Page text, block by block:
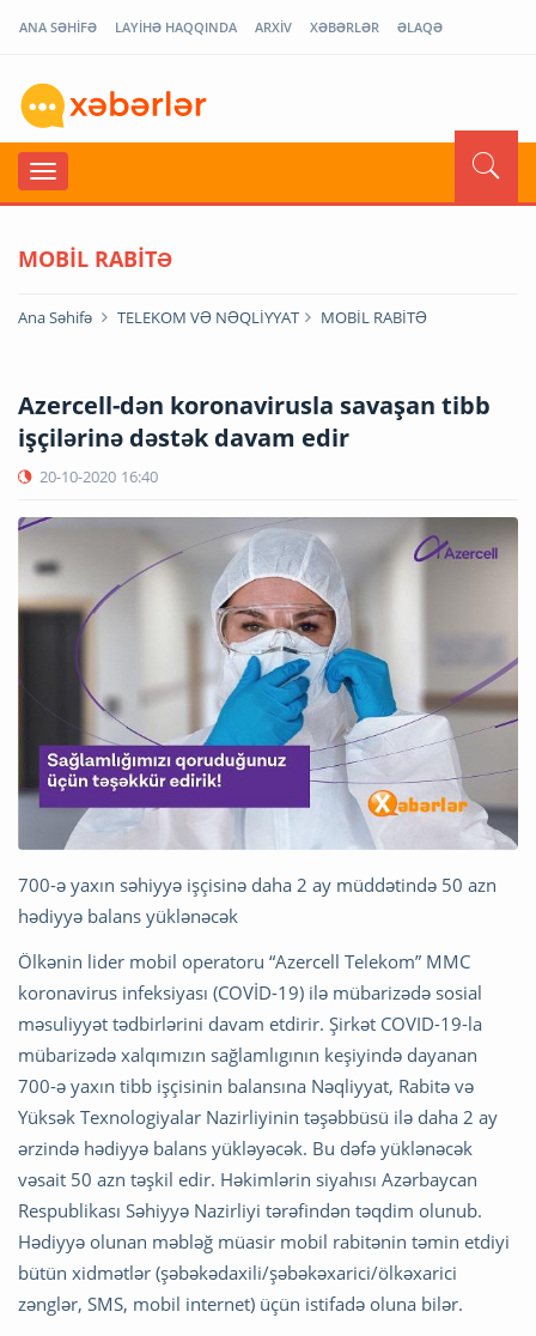
ANA SƏHİFƏ LAYİHƏ HAQQINDA ARXİV XƏBƏRLƏR ƏLAQƏ
MOBİL RABİTƏ
Ana Səhifə TELEKOM VƏ NƏQLİYYAT MOBİL RABİTƏ
Azercell-dən koronavirusla savaşan tibb
işçilərinə dəstək davam edir
20-10-2020 16:40
700-ə yaxın səhiyyə işçisinə daha 2 ay müddətində 50 azn
hədiyyə balans yüklənəcək
Ölkənin lider mobil operatoru “Azercell Telekom” MMC
koronavirus infeksiyası (COVİD-19) ilə mübarizədə sosial
məsuliyyət tədbirlərini davam etdirir. Şirkət COVID-19-la
mübarizədə xalqımızın sağlamlıgının keşiyində dayanan
700-ə yaxın tibb işçisinin balansına Nəqliyyat, Rabitə və
Yüksək Texnologiyalar Nazirliyinin təşəbbüsü ilə daha 2 ay
ərzində hədiyyə balans yükləyəcək. Bu dəfə yüklənəcək
vəsait 50 azn təşkil edir. Həkimlərin siyahısı Azərbaycan
Respublikası Səhiyyə Nazirliyi tərəfindən təqdim olunub.
Hədiyyə olunan məbləğ müasir mobil rabitənin təmin etdiyi
bütün xidmətlər (şəbəkədaxili/şəbəkəxarici/ölkəxarici
zənglər, SMS, mobil internet) üçün istifadə oluna bilər.